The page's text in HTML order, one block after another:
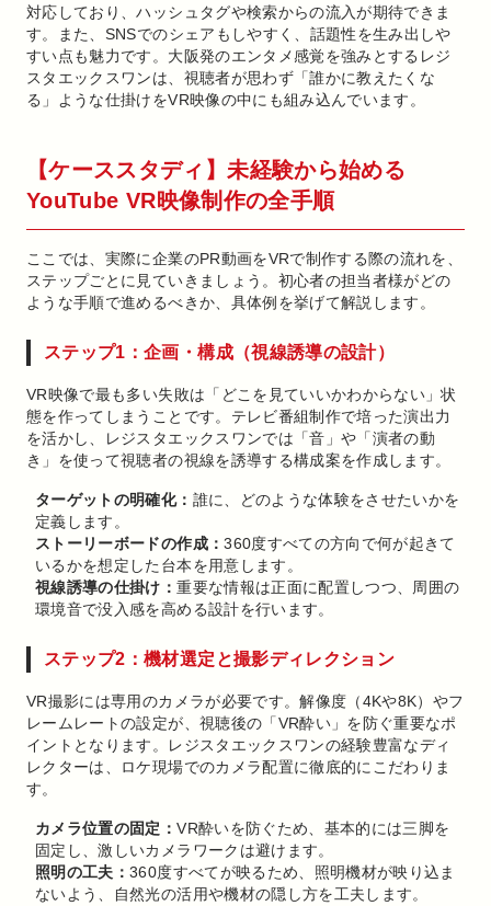
対応しており、ハッシュタグや検索からの流入が期待できま
す。また、SNSでのシェアもしやすく、話題性を生み出しや
すい点も魅力です。大阪発のエンタメ感覚を強みとするレジ
スタエックスワンは、視聴者が思わず「誰かに教えたくな
る」ような仕掛けをVR映像の中にも組み込んでいます。
【ケーススタディ】未経験から始める
YouTube VR映像制作の全手順
ここでは、実際に企業のPR動画をVRで制作する際の流れを、
ステップごとに見ていきましょう。初心者の担当者様がどの
ような手順で進めるべきか、具体例を挙げて解説します。
ステップ1：企画・構成（視線誘導の設計）
VR映像で最も多い失敗は「どこを見ていいかわからない」状
態を作ってしまうことです。テレビ番組制作で培った演出力
を活かし、レジスタエックスワンでは「音」や「演者の動
き」を使って視聴者の視線を誘導する構成案を作成します。
ターゲットの明確化： 誰に、どのような体験をさせたいかを
定義します。
ストーリーボードの作成：360度すべての方向で何が起きて
いるかを想定した台本を用意します。
視線誘導の仕掛け：重要な情報は正面に配置しつつ、周囲の
環境音で没入感を高める設計を行います。
ステップ2：機材選定と撮影ディレクション
VR撮影には専用のカメラが必要です。解像度（4Kや8K）やフ
レームレートの設定が、視聴後の「VR酔い」を防ぐ重要なポ
イントとなります。レジスタエックスワンの経験豊富なディ
レクターは、ロケ現場でのカメラ配置に徹底的にこだわりま
す。
カメラ位置の固定：VR酔いを防ぐため、基本的には三脚を
固定し、激しいカメラワークは避けます。
照明の工夫：360度すべてが映るため、照明機材が映り込ま
ないよう、自然光の活用や機材の隠し方を工夫します。